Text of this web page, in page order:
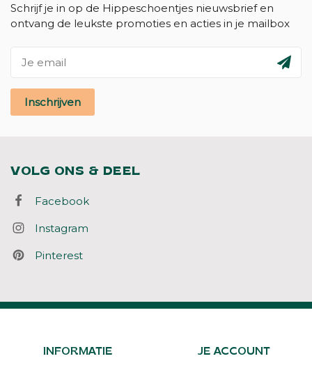
Schrijf je in op de Hippeschoentjes nieuwsbrief en
ontvang de leukste promoties en acties in je mailbox
Inschrijven
VOLG ONS & DEEL
Facebook
Instagram
Pinterest
INFORMATIE JE ACCOUNT